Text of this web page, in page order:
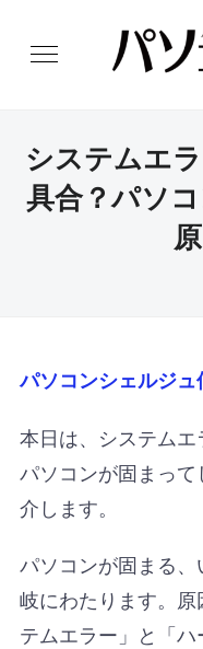
システムエ
具合？パソ
パソコンシェルジュ
本日は、システム
パソコンが固まっ
介します。
パソコンが固まる
岐にわたります。
テムエラー」と「